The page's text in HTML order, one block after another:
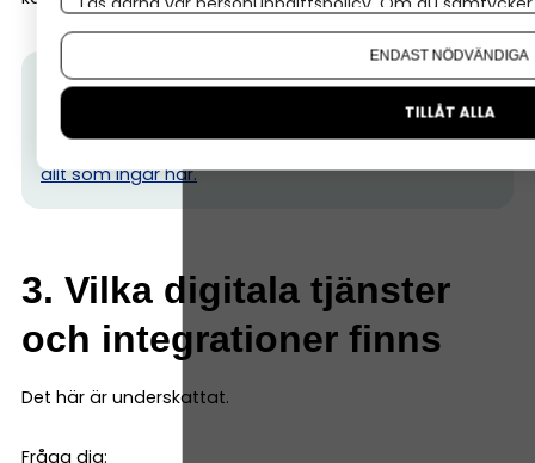
Tips från Nordea:Hos oss på Nordea får du som
finansieringslösningar som hjälper dig växa.Läs om
allt som ingår här.
3. Vilka digitala tjänster
och integrationer finns
Det här är underskattat.
Fråga dig:
Om du vill ändra ditt val i efterhand hittar du den
ENDAST NÖDVÄNDIGA
TILLÅT ALLA